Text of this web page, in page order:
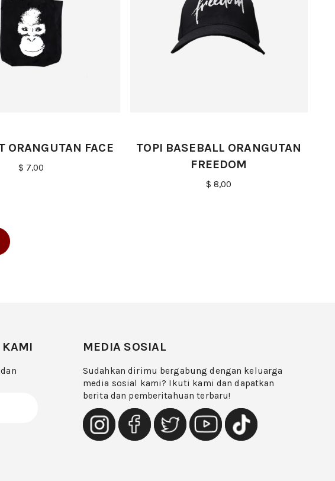
ORANGUTAN FACE
$ 7,00
TOPI BASEBALL ORANGUTAN
FREEDOM
$ 8,00
KAMI MEDIA SOSIAL
Sudahkan dirimu bergabung dengan keluarga
media sosial kami? Ikuti kami dan dapatkan
berita dan pemberitahuan terbaru!